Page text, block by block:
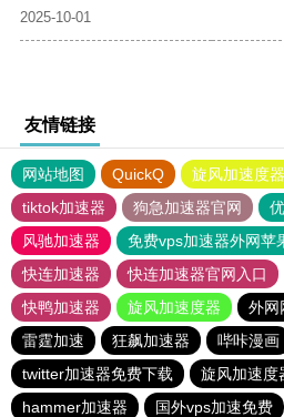
2025-10-01
友情链接
网站地图 QuickQ 旋风加速度器
tiktok加速器
狗急加速器官网
风驰加速器
免费vps加速器外网苹
快连加速器
快连加速器官网入口
快鸭加速器
旋风加速度器 外网
雷霆加速
狂飙加速器 哔咔漫画
twitter加速器免费下载
旋风加速度
hammer加速器
国外vps加速免费